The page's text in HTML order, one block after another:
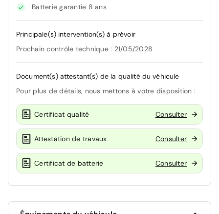
Batterie garantie 8 ans
Principale(s) intervention(s) à prévoir
Prochain contrôle technique : 21/05/2028
Document(s) attestant(s) de la qualité du véhicule
Pour plus de détails, nous mettons à votre disposition :
Certificat qualité Consulter
Attestation de travaux Consulter
Certificat de batterie Consulter